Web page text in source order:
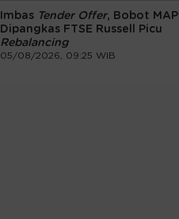
Imbas Tender Offer, Bobot MAPI
Dipangkas FTSE Russell Picu
Rebalancing
05/08/2026, 09:25 WIB